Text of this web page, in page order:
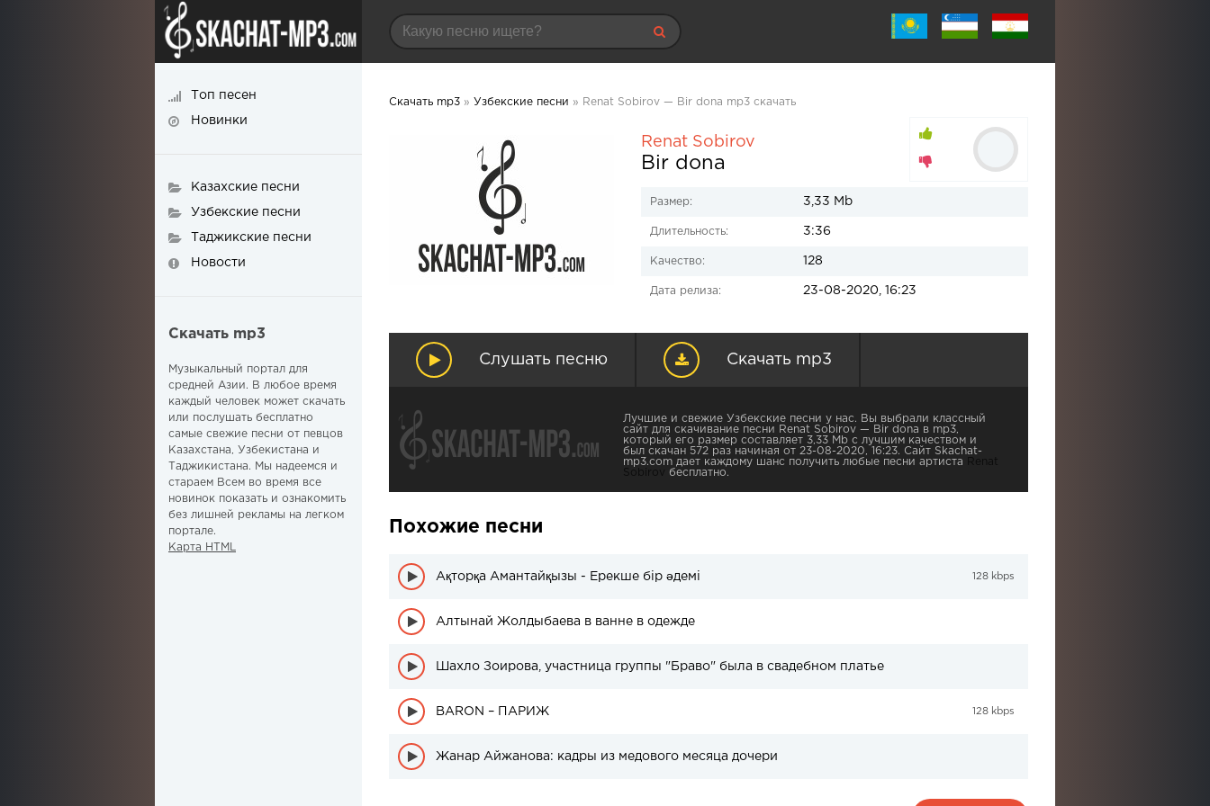
Скачать mp3 » Узбекские песни » Renat Sobirov — Bir dona mp3 скачать
Renat Sobirov
Bir dona
Размер: 3,33 Mb
Длительность: 3:36
Качество: 128
Дата релиза: 23-08-2020, 16:23
Слушать песню Скачать mp3
Лучшие и свежие Узбекские песни у нас. Вы выбрали классный
сайт для скачивание песни Renat Sobirov — Bir dona в mp3,
который его размер составляет 3,33 Mb с лучшим качеством и
был скачан 572 раз начиная от 23-08-2020, 16:23. Сайт Skachat-
mp3.com дает каждому шанс получить любые песни артиста
Renat
бесплатно.
Похожие песни
Ақторқа Амантайқызы - Ерекше бір әдемі 128 kbps
Алтынай Жолдыбаева в ванне в одежде
Шахло Зоирова, участница группы "Браво" была в свадебном платье
BARON – ПАРИЖ 128 kbps
Жанар Айжанова: кадры из медового месяца дочери
Топ песен
Новинки
Казахские песни
Узбекские песни
Таджикские песни
Новости
Скачать mp3
Музыкальный портал для
средней Азии. В любое время
каждый человек может скачать
или послушать бесплатно
самые свежие песни от певцов
Казахстана, Узбекистана и
Таджикистана. Мы надеемся и
стараем Всем во время все
новинок показать и ознакомить
без лишней рекламы на легком
портале.
Карта HTML